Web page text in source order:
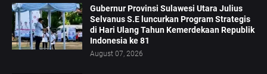
Gubernur Provinsi Sulawesi Utara Julius
Selvanus S.E luncurkan Program Strategis
di Hari Ulang Tahun Kemerdekaan Republik
Indonesia ke 81
August 07, 2026